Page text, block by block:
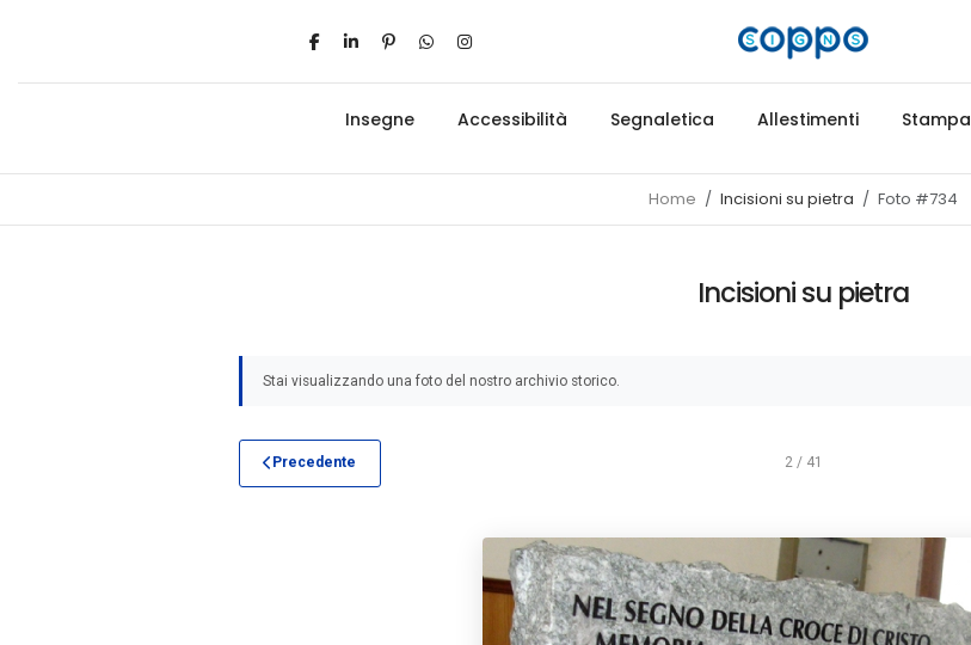
Insegne Accessibilità Segnaletica Allestimenti Stampa
Home Incisioni su pietra Foto #734
Incisioni su pietra
Stai visualizzando una foto del nostro archivio storico.
Precedente 2 / 41